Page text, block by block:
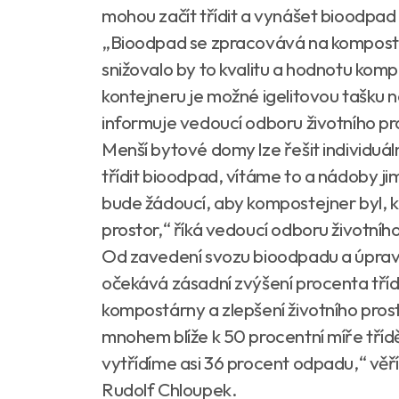
mohou začít třídit a vynášet
„Bioodpad se zpracovává na
snižovalo by to kvalitu a hodnotu
kontejneru je možné igelitovou tašku
informuje vedoucí odboru životního
Menší bytové domy lze řešit
třídit bioodpad, vítáme to a nádoby
bude žádoucí, aby kompostejner byl,
prostor,“ říká vedoucí odboru
Od zavedení svozu bioodpadu a
očekává zásadní zvýšení procenta
kompostárny a zlepšení životního
mnohem blíže k 50 procentní míře
vytřídíme asi 36 procent odpadu,“
Rudolf Chloupek.